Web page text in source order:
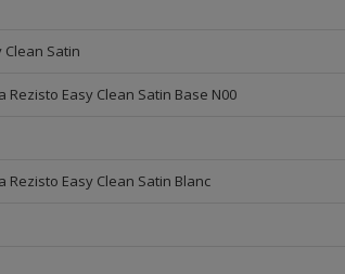
Clean Satin
Easy Clean Satin Base N00
Easy Clean Satin Blanc